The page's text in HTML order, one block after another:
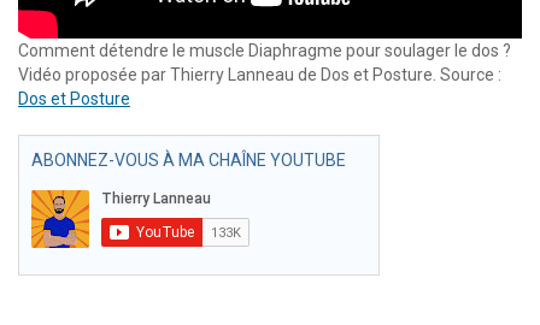
Comment détendre le muscle Diaphragme pour soulager le dos ?
Vidéo proposée par Thierry Lanneau de Dos et Posture. Source :
Dos et Posture
ABONNEZ-VOUS À MA CHAÎNE YOUTUBE